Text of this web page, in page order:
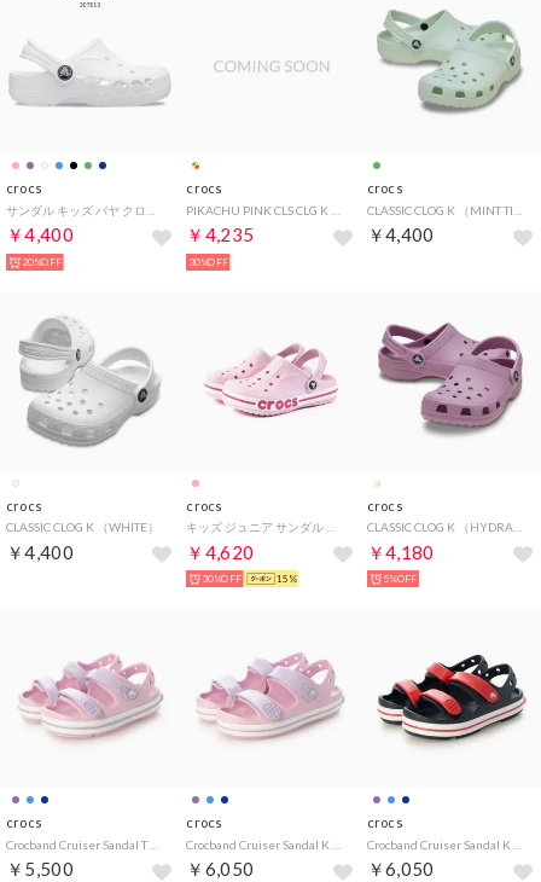
crocs
￥4,400
20%OFF
crocs
￥4,235
30%OFF
crocs
￥4,400
crocs
CLASSIC CLOG K （WHITE）
￥4,400
crocs
￥4,620
30%OFF 15%
crocs
￥4,180
5%OFF
crocs
￥5,500
crocs
￥6,050
crocs
￥6,050